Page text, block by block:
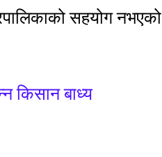
सहयोग नभएको
किसान बाध्य